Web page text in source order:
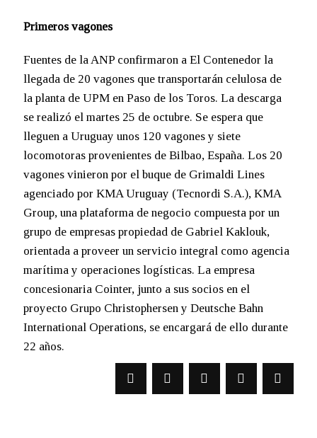
Primeros vagones
Fuentes de la ANP confirmaron a El Contenedor la
llegada de 20 vagones que transportarán celulosa de
la planta de UPM en Paso de los Toros. La descarga
se realizó el martes 25 de octubre. Se espera que
lleguen a Uruguay unos 120 vagones y siete
locomotoras provenientes de Bilbao, España. Los 20
vagones vinieron por el buque de Grimaldi Lines
agenciado por KMA Uruguay (Tecnordi S.A.), KMA
Group, una plataforma de negocio compuesta por un
grupo de empresas propiedad de Gabriel Kaklouk,
orientada a proveer un servicio integral como agencia
marítima y operaciones logísticas. La empresa
concesionaria Cointer, junto a sus socios en el
proyecto Grupo Christophersen y Deutsche Bahn
International Operations, se encargará de ello durante
22 años.